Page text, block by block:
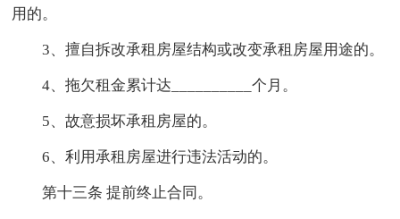
用的。
3、擅自拆改承租房屋结构或改变承租房屋用途的。
4、拖欠租金累计达__________个月。
5、故意损坏承租房屋的。
6、利用承租房屋进行违法活动的。
第十三条 提前终止合同。